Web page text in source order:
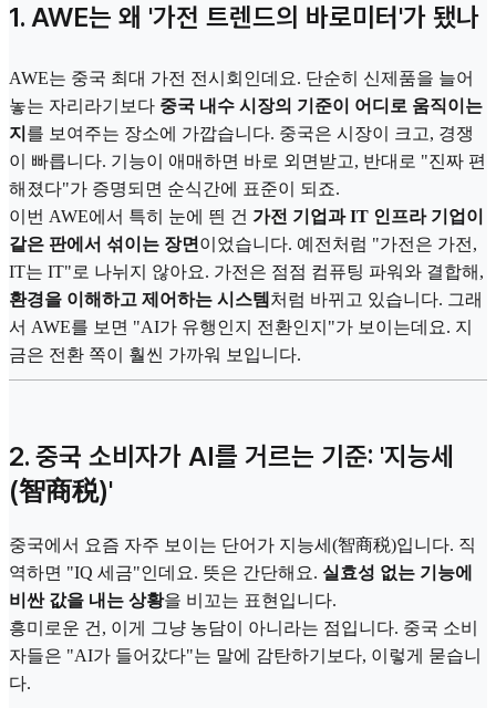
1. AWE는 왜 '가전 트렌드의 바로미터'가 됐나
AWE는 중국 최대 가전 전시회인데요. 단순히 신제품을 늘어
놓는 자리라기보다 중국 내수 시장의 기준이 어디로 움직이는
지 를 보여주는 장소에 가깝습니다. 중국은 시장이 크고, 경쟁
이 빠릅니다. 기능이 애매하면 바로 외면받고, 반대로 "진짜 편
해졌다"가 증명되면 순식간에 표준이 되죠.
이번 AWE에서 특히 눈에 띈 건 가전 기업과 IT 인프라 기업이
같은 판에서 섞이는 장면 이었습니다. 예전처럼 "가전은 가전,
IT는 IT"로 나뉘지 않아요. 가전은 점점 컴퓨팅 파워와 결합해,
환경을 이해하고 제어하는 시스템 처럼 바뀌고 있습니다. 그래
서 AWE를 보면 "AI가 유행인지 전환인지"가 보이는데요. 지
금은 전환 쪽이 훨씬 가까워 보입니다.
2. 중국 소비자가 AI를 거르는 기준: '지능세
(智商税)'
중국에서 요즘 자주 보이는 단어가 지능세(智商税)입니다. 직
역하면 "IQ 세금"인데요. 뜻은 간단해요. 실효성 없는 기능에
비싼 값을 내는 상황을 비꼬는 표현입니다.
흥미로운 건, 이게 그냥 농담이 아니라는 점입니다. 중국 소비
자들은 "AI가 들어갔다"는 말에 감탄하기보다, 이렇게 묻습니
다.